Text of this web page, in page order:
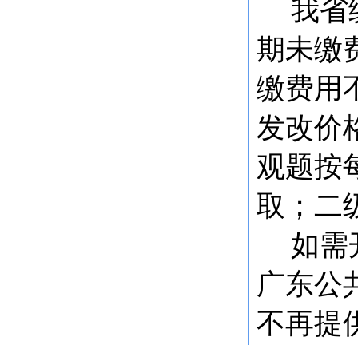
我省
期未缴
缴费用
发改价
观题按
取；二
如需
广东公
不再提